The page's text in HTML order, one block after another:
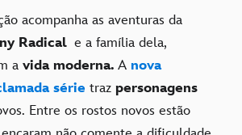
acompanha as aventuras da
Radical e a família dela,
a vida moderna. A nova
série traz personagens
Entre os rostos novos estão